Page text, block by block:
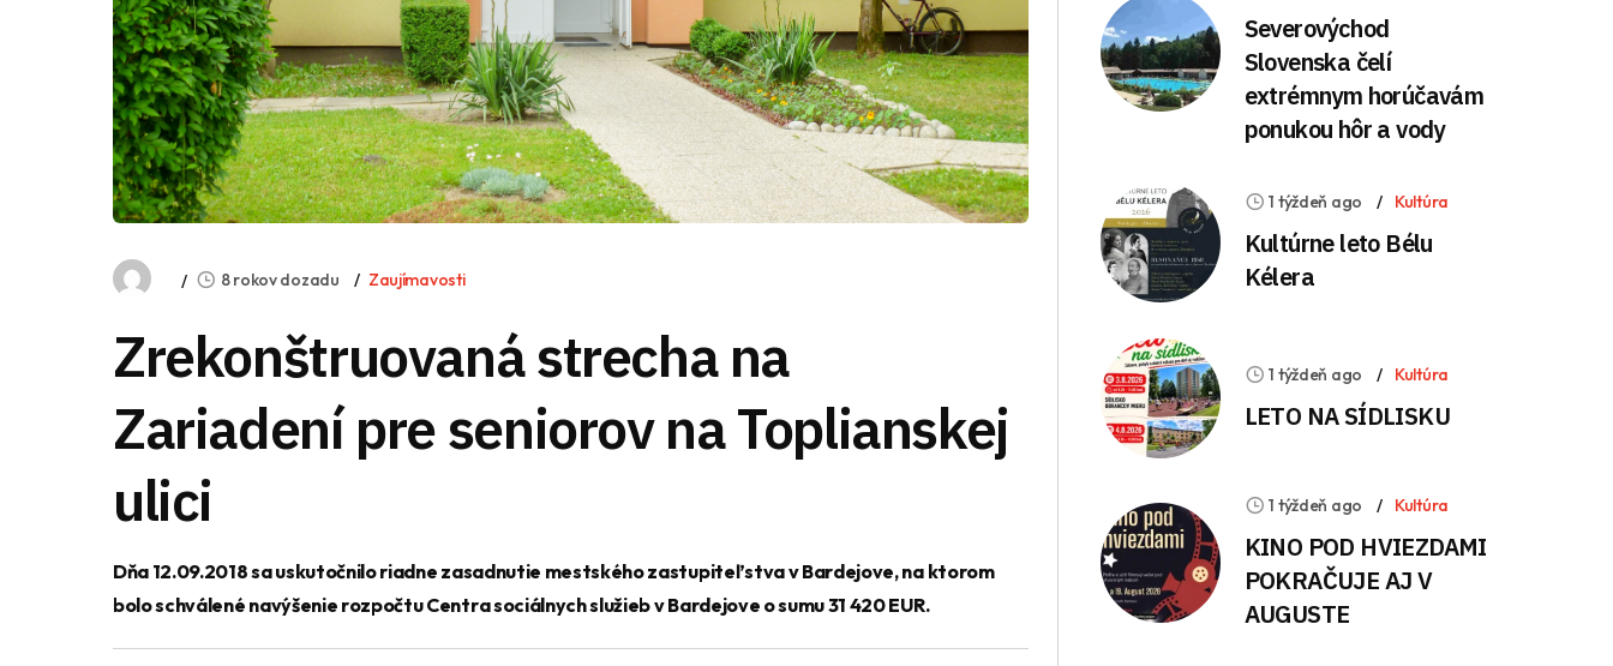
8 rokov dozadu Zaujímavosti
Zrekonštruovaná strecha na
Zariadení pre seniorov na Toplianskej
ulici
Dňa 12.09.2018 sa uskutočnilo riadne zasadnutie mestského zastupiteľstva v Bardejove, na ktorom
bolo schválené navýšenie rozpočtu Centra sociálnych služieb v Bardejove o sumu 31 420 EUR.
Severovýchod
Slovenska čelí
extrémnym horúčavám
ponukou hôr a vody
1 týždeň ago Kultúra
Kultúrne leto Bélu
Kélera
1 týždeň ago Kultúra
LETO NA SÍDLISKU
1 týždeň ago Kultúra
KINO POD HVIEZDAMI
POKRAČUJE AJ V
AUGUSTE